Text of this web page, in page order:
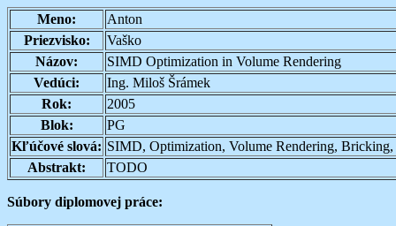
Meno:
Anton
Priezvisko:
Vaško
Názov:
SIMD Optimization in Volume Rendering
Vedúci:
Ing. Miloš Šrámek
Rok:
2005
Blok:
PG
Kľúčové slová: SIMD, Optimization, Volume Rendering, Bricking,
Abstrakt:
TODO
Súbory diplomovej práce: